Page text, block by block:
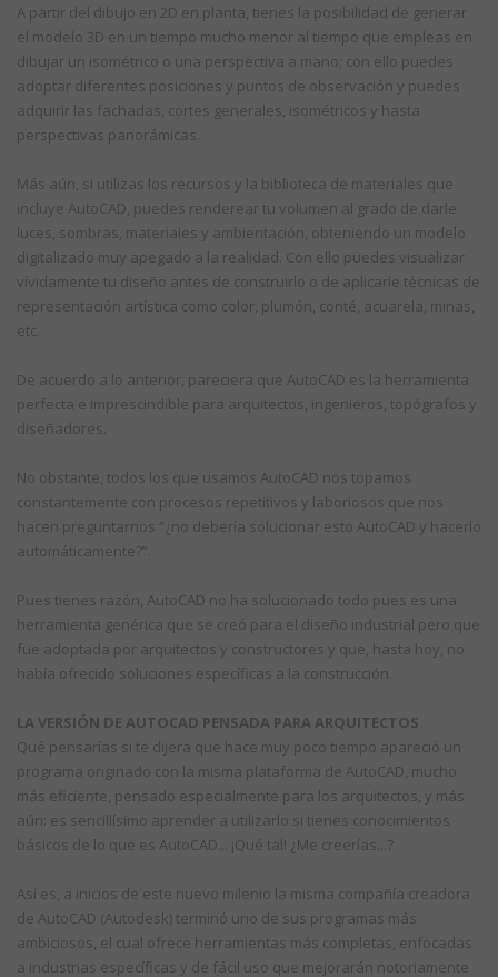
A partir del dibujo en 2D en planta, tienes la posibilidad de generar
el modelo 3D en un tiempo mucho menor al tiempo que empleas en
dibujar un isométrico o una perspectiva a mano; con ello puedes
adoptar diferentes posiciones y puntos de observación y puedes
adquirir las fachadas, cortes generales, isométricos y hasta
perspectivas panorámicas.
Más aún, si utilizas los recursos y la biblioteca de materiales que
incluye AutoCAD, puedes renderear tu volumen al grado de darle
luces, sombras, materiales y ambientación, obteniendo un modelo
digitalizado muy apegado a la realidad. Con ello puedes visualizar
vívidamente tu diseño antes de construirlo o de aplicarle técnicas de
representación artística como color, plumón, conté, acuarela, minas,
etc.
De acuerdo a lo anterior, pareciera que AutoCAD es la herramienta
perfecta e imprescindible para arquitectos, ingenieros, topógrafos y
diseñadores.
No obstante, todos los que usamos AutoCAD nos topamos
constantemente con procesos repetitivos y laboriosos que nos
hacen preguntarnos “¿no debería solucionar esto AutoCAD y hacerlo
automáticamente?”.
Pues tienes razón, AutoCAD no ha solucionado todo pues es una
herramienta genérica que se creó para el diseño industrial pero que
fue adoptada por arquitectos y constructores y que, hasta hoy, no
había ofrecido soluciones específicas a la construcción.
LA VERSIÓN DE AUTOCAD PENSADA PARA ARQUITECTOS
Qué pensarías si te dijera que hace muy poco tiempo apareció un
programa originado con la misma plataforma de AutoCAD, mucho
más eficiente, pensado especialmente para los arquitectos, y más
aún: es sencillísimo aprender a utilizarlo si tienes conocimientos
básicos de lo que es AutoCAD... ¡Qué tal! ¿Me creerías...?
Así es, a inicios de este nuevo milenio la misma compañía creadora
de AutoCAD (Autodesk) terminó uno de sus programas más
ambiciosos, el cual ofrece herramientas más completas, enfocadas
a industrias específicas y de fácil uso que mejorarán notoriamente